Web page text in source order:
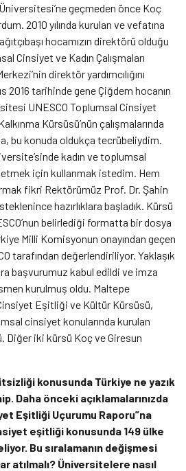
geçmeden önce Koç
2010 yılında kurulan ve vefatına
hocamızın direktörü olduğu
Cinsiyet ve Kadın Çalışmaları
direktör yardımcılığını
2016 tarihinde gene Çiğdem hocanın
UNESCO Toplumsal Cinsiyet
Kürsüsü’nün çalışmalarında
bu konuda oldukça tecrübeliydim.
kadın ve toplumsal
için kullanmak istedim. Hem
fikri Rektörümüz Prof. Dr. Şahin
hazırlıklara başladık. Kürsü
belirlediği formatta bir dosya
Milli Komisyonun onayından geçen
tarafından değerlendiriliyor. Yaklaşık
başvurumuz kabul edildi ve imza
kurulmuş oldu. Maltepe
Eşitliği ve Kültür Kürsüsü,
cinsiyet konularında kurulan
Diğer iki kürsü Koç ve Giresun
konusunda Türkiye ne yazık
Daha önceki açıklamalarınızda
Eşitliği Uçurumu Raporu”na
eşitliği konusunda 149 ülke
Bu sıralamanın değişmesi
atılmalı? Üniversitelere nasıl